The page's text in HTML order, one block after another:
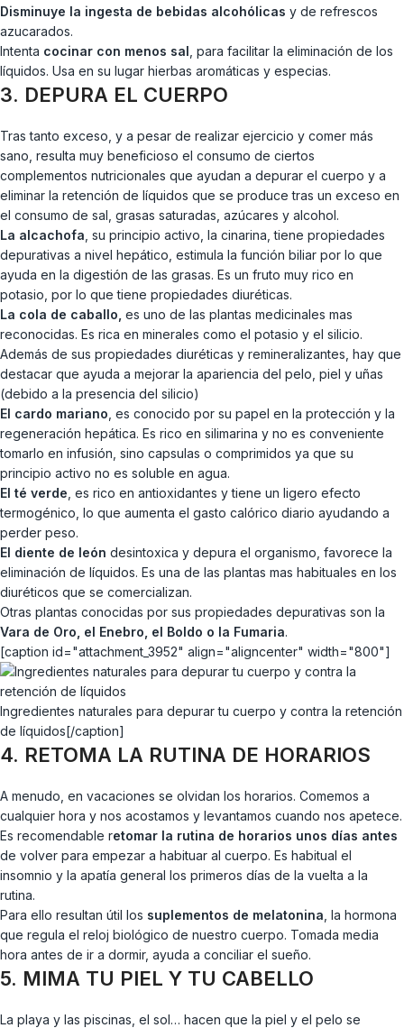
Disminuye la ingesta de bebidas alcohólicas y de refrescos
azucarados.
Intenta cocinar con menos sal , para facilitar la eliminación de los
líquidos. Usa en su lugar hierbas aromáticas y especias.
3. DEPURA EL CUERPO
Tras tanto exceso, y a pesar de realizar ejercicio y comer más
sano, resulta muy beneficioso el consumo de ciertos
complementos nutricionales que ayudan a depurar el cuerpo y a
eliminar la retención de líquidos que se produce tras un exceso en
el consumo de sal, grasas saturadas, azúcares y alcohol.
La alcachofa , su principio activo, la cinarina, tiene propiedades
depurativas a nivel hepático, estimula la función biliar por lo que
ayuda en la digestión de las grasas. Es un fruto muy rico en
potasio, por lo que tiene propiedades diuréticas.
La cola de caballo, es uno de las plantas medicinales mas
reconocidas. Es rica en minerales como el potasio y el silicio.
Además de sus propiedades diuréticas y remineralizantes, hay que
destacar que ayuda a mejorar la apariencia del pelo, piel y uñas
(debido a la presencia del silicio)
El cardo mariano , es conocido por su papel en la protección y la
regeneración hepática. Es rico en silimarina y no es conveniente
tomarlo en infusión, sino capsulas o comprimidos ya que su
principio activo no es soluble en agua.
El té verde , es rico en antioxidantes y tiene un ligero efecto
termogénico, lo que aumenta el gasto calórico diario ayudando a
perder peso.
El diente de león desintoxica y depura el organismo, favorece la
eliminación de líquidos. Es una de las plantas mas habituales en los
diuréticos que se comercializan.
Otras plantas conocidas por sus propiedades depurativas son la
Vara de Oro, el Enebro, el Boldo o la Fumaria.
[caption id="attachment_3952" align="aligncenter" width="800"]
Ingredientes naturales para depurar tu cuerpo y contra la retención
de líquidos[/caption]
4. RETOMA LA RUTINA DE HORARIOS
A menudo, en vacaciones se olvidan los horarios. Comemos a
cualquier hora y nos acostamos y levantamos cuando nos apetece.
Es recomendable retomar la rutina de horarios unos días antes
de volver para empezar a habituar al cuerpo. Es habitual el
insomnio y la apatía general los primeros días de la vuelta a la
rutina.
Para ello resultan útil los suplementos de melatonina , la hormona
que regula el reloj biológico de nuestro cuerpo. Tomada media
hora antes de ir a dormir, ayuda a conciliar el sueño.
5. MIMA TU PIEL Y TU CABELLO
La playa y las piscinas, el sol… hacen que la piel y el pelo se